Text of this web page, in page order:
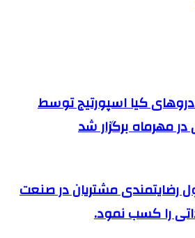
کیا اسپورتیج توسط
مهرماه برگزار شد
رضایتمندی مشتریان در صنعت
را کسب نمود.